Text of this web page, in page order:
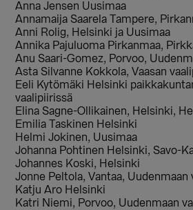
Anna Jensen Uusimaa
Annamaija Saarela Tampere,
Anni Rolig, Helsinki ja Uusimaa
Annika Pajuluoma Pirkanmaa,
Anu Saari-Gomez, Porvoo,
Asta Silvanne Kokkola, Vaasan
Eeli Kytömäki Helsinki
vaalipiirissä
Elina Sagne-Ollikainen, Helsinki,
Emilia Taskinen Helsinki
Helmi Jokinen, Uusimaa
Johanna Pohtinen Helsinki, Savo-
Johannes Koski, Helsinki
Jonne Peltola, Vantaa, Uudenmaan
Katju Aro Helsinki
Katri Niemi, Porvoo, Uudenmaan